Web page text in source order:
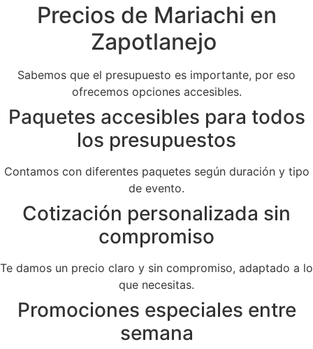
Precios de Mariachi en
Zapotlanejo
Sabemos que el presupuesto es importante, por eso
ofrecemos opciones accesibles.
Paquetes accesibles para todos
los presupuestos
Contamos con diferentes paquetes según duración y tipo
de evento.
Cotización personalizada sin
compromiso
Te damos un precio claro y sin compromiso, adaptado a lo
que necesitas.
Promociones especiales entre
semana